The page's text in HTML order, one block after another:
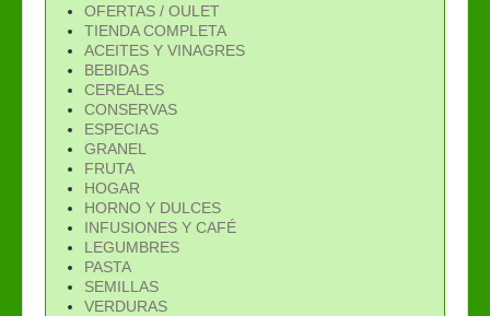
OFERTAS / OULET
TIENDA COMPLETA
ACEITES Y VINAGRES
BEBIDAS
CEREALES
CONSERVAS
ESPECIAS
GRANEL
FRUTA
HOGAR
HORNO Y DULCES
INFUSIONES Y CAFÉ
LEGUMBRES
PASTA
SEMILLAS
VERDURAS